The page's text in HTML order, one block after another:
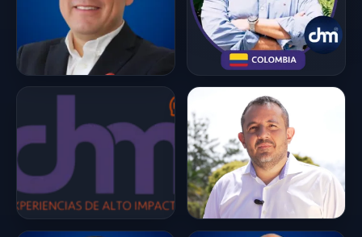
decisiones prácticas lo
han convertido en un
referente en su
campo. Además,
en el uso del
eneagrama y en la
ruptura de
paradigmas, lo que le
permite ofrecer...